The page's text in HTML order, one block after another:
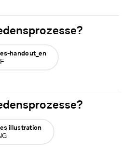
handout_en
illustration